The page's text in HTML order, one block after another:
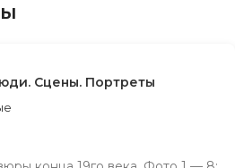
Сцены. Портреты